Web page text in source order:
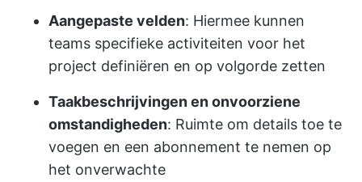
Aangepaste velden: Hiermee kunnen
teams specifieke activiteiten voor het
project definiëren en op volgorde zetten
Taakbeschrijvingen en onvoorziene
omstandigheden: Ruimte om details toe te
voegen en een abonnement te nemen op
het onverwachte